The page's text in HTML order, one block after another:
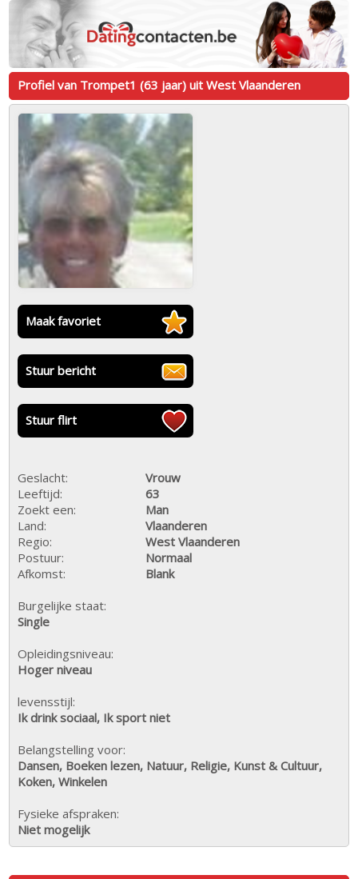
Profiel van Trompet1 (63 jaar) uit West Vlaanderen
Maak favoriet
Stuur bericht
Stuur flirt
Geslacht:
Vrouw
Leeftijd:
63
Zoekt een:
Man
Land:
Vlaanderen
Regio:
West Vlaanderen
Postuur:
Normaal
Afkomst:
Blank
Burgelijke staat:
Single
Opleidingsniveau:
Hoger niveau
levensstijl:
Ik drink sociaal, Ik sport niet
Belangstelling voor:
Dansen, Boeken lezen, Natuur, Religie, Kunst & Cultuur,
Koken, Winkelen
Fysieke afspraken:
Niet mogelijk